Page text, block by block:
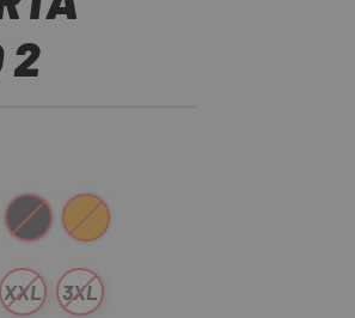
2
oscuro
Naranja-Gris
XXL 3XL